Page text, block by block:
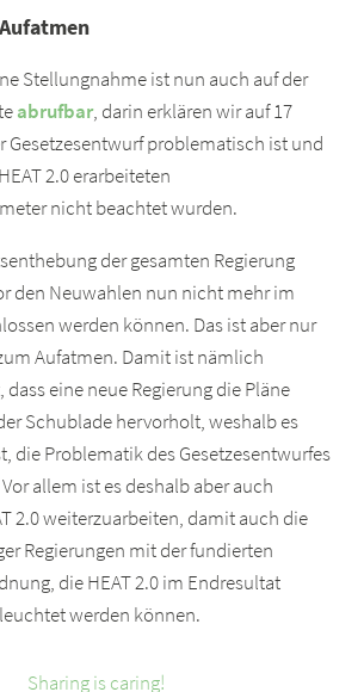
Stellungnahme ist nun auch auf der
abrufbar, darin erklären wir auf 17
Gesetzesentwurf problematisch ist und
2.0 erarbeiteten
nicht beachtet wurden.
der gesamten Regierung
den Neuwahlen nun nicht mehr im
werden können. Das ist aber nur
Aufatmen. Damit ist nämlich
dass eine neue Regierung die Pläne
Schublade hervorholt, weshalb es
die Problematik des Gesetzesentwurfes
allem ist es deshalb aber auch
2.0 weiterzuarbeiten, damit auch die
Regierungen mit der fundierten
die HEAT 2.0 im Endresultat
werden können.
Sharing is caring!